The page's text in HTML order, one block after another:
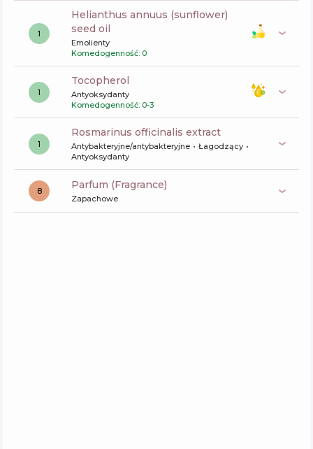
1
helianthus annuus (sunflower)
seed oil
Emolienty
Komedogenność: 0
1
tocopherol
Antyoksydanty
Komedogenność: 0-3
1
rosmarinus officinalis extract
Antybakteryjne/antybakteryjne
Łagodzący
Antyoksydanty
8 Parfum (Fragrance)
Zapachowe